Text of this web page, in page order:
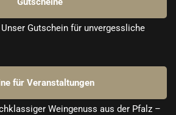
Gutschein für unvergessliche
für Veranstaltungen
Weingenuss aus der Pfalz –